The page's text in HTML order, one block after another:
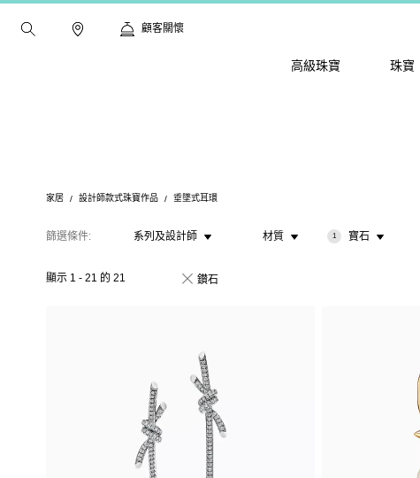
顧客關懷
高級珠寶 珠寶
家居 設計師款式珠寶作品 垂墜式耳環
篩選條件 系列及設計師 材質 1 寶石
顯示 1 - 21 的 21 鑚石